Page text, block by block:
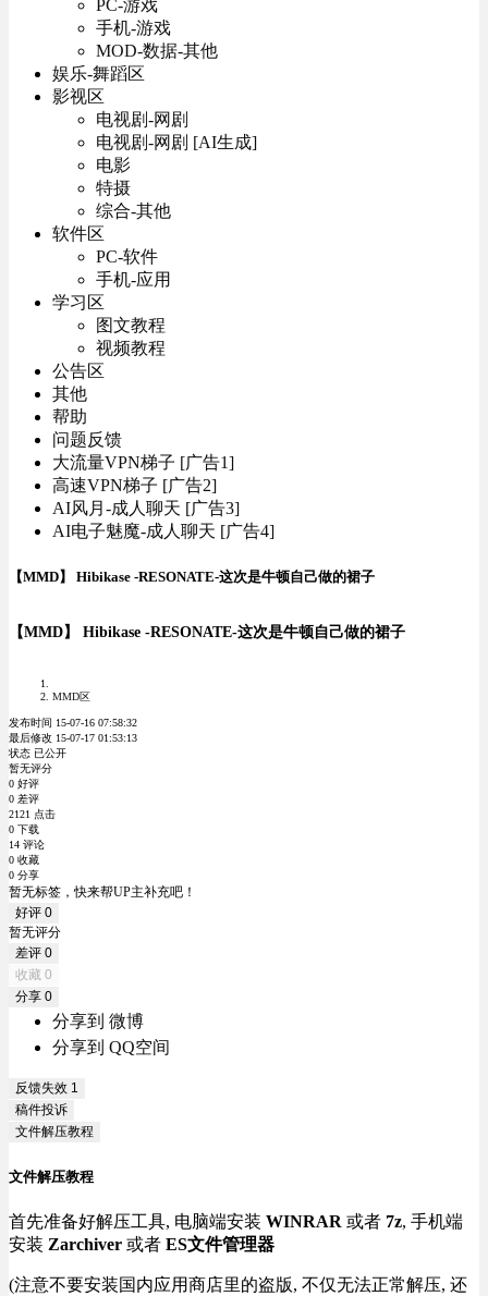
PC-游戏
手机-游戏
MOD-数据-其他
娱乐-舞蹈区
影视区
电视剧-网剧
电视剧-网剧 [AI生成]
电影
特摄
综合-其他
软件区
PC-软件
手机-应用
学习区
图文教程
视频教程
公告区
其他
帮助
问题反馈
大流量VPN梯子 [广告1]
高速VPN梯子 [广告2]
AI风月-成人聊天 [广告3]
AI电子魅魔-成人聊天 [广告4]
【MMD】 Hibikase -RESONATE-这次是牛顿自己做的裙子
【MMD】 Hibikase -RESONATE-这次是牛顿自己做的裙子
MMD区
发布时间 15-07-16 07:58:32
最后修改 15-07-17 01:53:13
状态 已公开
暂无评分
0 好评
0 差评
2121 点击
0 下载
14 评论
0 收藏
0 分享
暂无标签，快来帮UP主补充吧！
好评 0
暂无评分
差评 0
收藏 0
分享 0
分享到 微博
分享到 QQ空间
反馈失效 1
稿件投诉
文件解压教程
文件解压教程
首先准备好解压工具, 电脑端安装 WINRAR 或者 7z, 手机端
安装 Zarchiver 或者 ES文件管理器
(注意不要安装国内应用商店里的盗版, 不仅无法正常解压, 还